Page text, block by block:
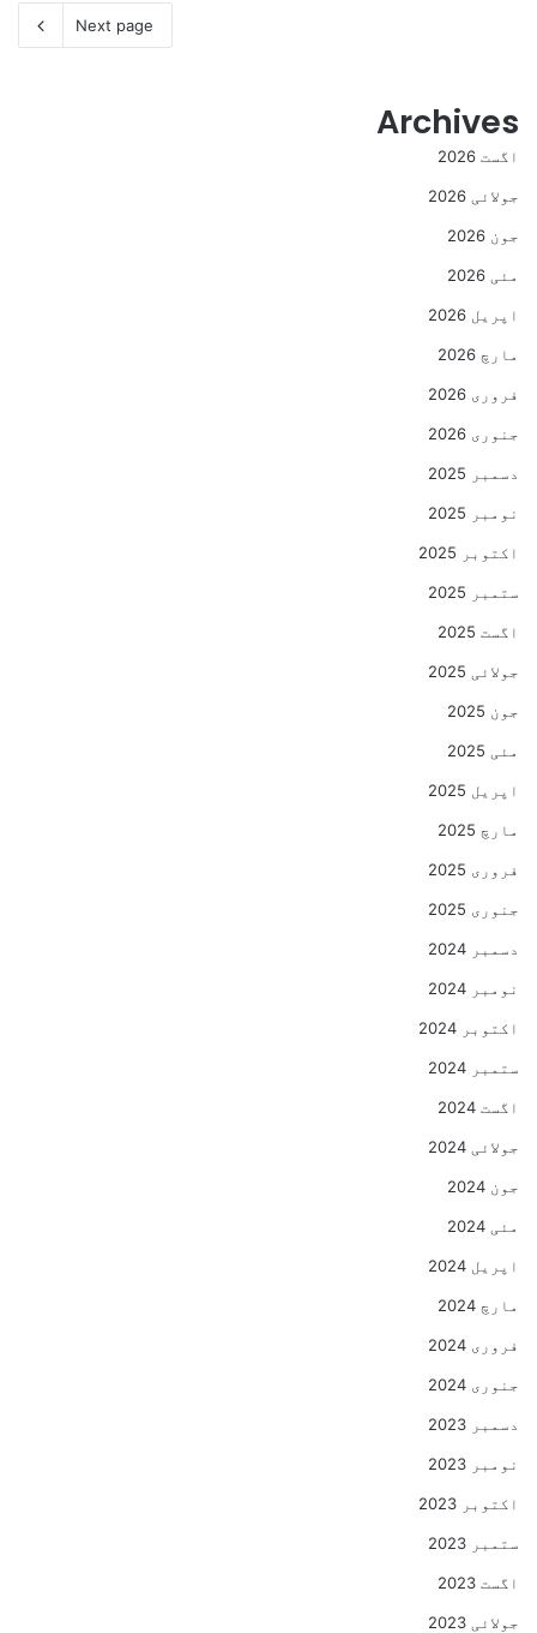
Next page
Archives
اگست 2026
جولائی 2026
جون 2026
مئی 2026
اپریل 2026
مارچ 2026
فروری 2026
جنوری 2026
دسمبر 2025
نومبر 2025
اکتوبر 2025
ستمبر 2025
اگست 2025
جولائی 2025
جون 2025
مئی 2025
اپریل 2025
مارچ 2025
فروری 2025
جنوری 2025
دسمبر 2024
نومبر 2024
اکتوبر 2024
ستمبر 2024
اگست 2024
جولائی 2024
جون 2024
مئی 2024
اپریل 2024
مارچ 2024
فروری 2024
جنوری 2024
دسمبر 2023
نومبر 2023
اکتوبر 2023
ستمبر 2023
اگست 2023
جولائی 2023